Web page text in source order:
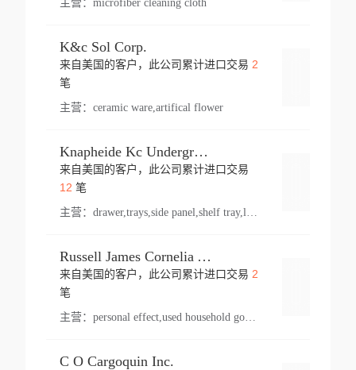
主营： microfiber cleaning cloth
K&c Sol Corp.
来自美国的客户，此公司累计进口交易 2
笔
主营： ceramic ware,artifical flower
Knapheide Kc Underground
来自美国的客户，此公司累计进口交易
12 笔
主营：
Russell James Cornelia Arlington Va
来自美国的客户，此公司累计进口交易 2
笔
主营： personal effect,used household goods
C O Cargoquin Inc.